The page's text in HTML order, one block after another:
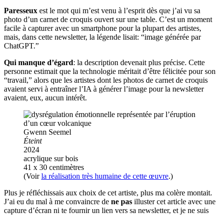
Paresseux est le mot qui m’est venu à l’esprit dès que j’ai vu sa
photo d’un carnet de croquis ouvert sur une table. C’est un moment
facile à capturer avec un smartphone pour la plupart des artistes,
mais, dans cette newsletter, la légende lisait: “image générée par
ChatGPT.”
Qui manque d’égard: la description devenait plus précise. Cette
personne estimait que la technologie méritait d’être félicitée pour son
“travail,” alors que les artistes dont les photos de carnet de croquis
avaient servi à entraîner l’IA à générer l’image pour la newsletter
avaient, eux, aucun intérêt.
Gwenn Seemel
Éteint
2024
acrylique sur bois
41 x 30 centimètres
(Voirla réalisation très humaine de cette œuvre.)
Plus je réfléchissais aux choix de cet artiste, plus ma colère montait.
J’ai eu du mal à me convaincre de ne pas illuster cet article avec une
capture d’écran ni te fournir un lien vers sa newsletter, et je ne suis